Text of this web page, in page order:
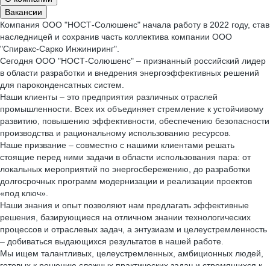
Вакансии
Компания ООО "НОСТ-Солюшенс" начала работу в 2022 году, став
наследницей и сохранив часть коллектива компании ООО
"Спиракс-Сарко Инжиниринг".
Сегодня ООО "НОСТ-Солюшенс" – признанный российский лидер
в области разработки и внедрения энергоэффективных решений
для пароконденсатных систем.
Наши клиенты – это предприятия различных отраслей
промышленности. Всех их объединяет стремление к устойчивому
развитию, повышению эффективности, обеспечению безопасности
производства и рациональному использованию ресурсов.
Наше призвание – совместно с нашими клиентами решать
стоящие перед ними задачи в области использования пара: от
локальных мероприятий по энергосбережению, до разработки
долгосрочных программ модернизации и реализации проектов
«под ключ».
Наши знания и опыт позволяют нам предлагать эффективные
решения, базирующиеся на отличном знании технологических
процессов и отраслевых задач, а энтузиазм и целеустремленность
– добиваться выдающихся результатов в нашей работе.
Мы ищем талантливых, целеустремленных, амбиционных людей,